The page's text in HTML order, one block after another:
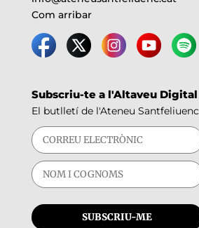
Com arribar
Subscriu-te a l'Altaveu Digital
El butlletí de l'Ateneu Santfeliuenc